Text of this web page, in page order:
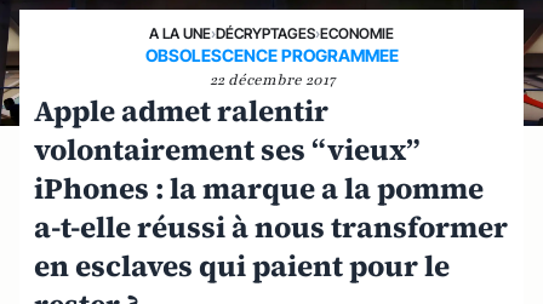
A LA UNE›DÉCRYPTAGES›ECONOMIE
OBSOLESCENCE PROGRAMMEE
22 décembre 2017
Apple admet ralentir
volontairement ses “vieux”
iPhones : la marque a la pomme
a-t-elle réussi à nous transformer
en esclaves qui paient pour le